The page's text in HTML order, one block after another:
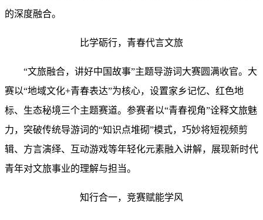
的深度融合。
比学砺行，青春代言文旅
“文旅融合，讲好中国故事”主题导游词大赛圆满收官。 大
赛以“地域文化+青春表达”为核心，设置家乡记忆、 红色地
标、 生态秘境三个主题赛道。 参赛者以“青春视角”诠释文旅魅
力，突破传统导游词的“知识点堆砌”模式， 巧妙将短视频剪
辑、方言演绎、互动游戏等年轻化元素融入讲解，展现新时代
青年对文旅事业的理解与担当。
知行合一，竞赛赋能学风